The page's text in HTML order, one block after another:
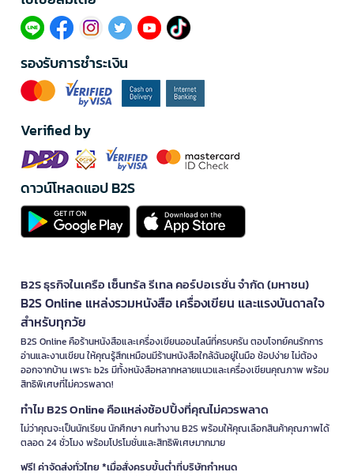
รองรับการชำระเงิน
Verified by
ดาวน์โหลดแอป B2S
B2S ธุรกิจในเครือ เซ็นทรัล รีเทล คอร์ปอเรชั่น จำกัด (มหาชน)
B2S Online แหล่งรวมหนังสือ เครื่องเขียน และแรงบันดาลใจ
สำหรับทุกวัย
B2S Online คือร้านหนังสือและเครื่องเขียนออนไลน์ที่ครบครัน ตอบโจทย์คนรักการ
อ่านและงานเขียน ให้คุณรู้สึกเหมือนมีร้านหนังสือใกล้ฉันอยู่ในมือ ช้อปง่าย ไม่ต้อง
ออกจากบ้าน เพราะ b2s มีทั้งหนังสือหลากหลายแนวและเครื่องเขียนคุณภาพ พร้อม
สิทธิพิเศษที่ไม่ควรพลาด!
ทำไม B2S Online คือแหล่งช้อปปิ้งที่คุณไม่ควรพลาด
ไม่ว่าคุณจะเป็นนักเรียน นักศึกษา คนทำงาน B2S พร้อมให้คุณเลือกสินค้าคุณภาพได้
ตลอด 24 ชั่วโมง พร้อมโปรโมชั่นและสิทธิพิเศษมากมาย
ฟรี! ค่าจัดส่งทั่วไทย *เมื่อสั่งครบขั้นต่ำที่บริษัทกำหนด